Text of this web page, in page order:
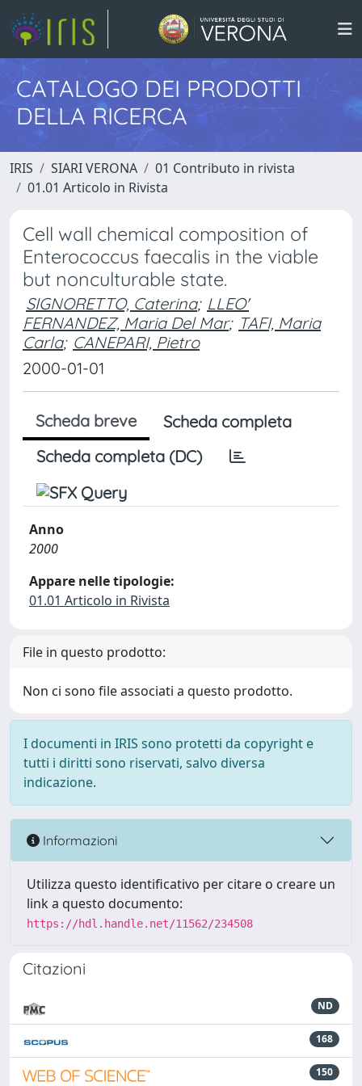
CATALOGO DEI PRODOTTI
DELLA RICERCA
IRIS SIARI VERONA
01 Contributo in rivista
01.01 Articolo in Rivista
Cell wall chemical composition of
Enterococcus faecalis in the viable
but nonculturable state.
SIGNORETTO, Caterina; LLEO'
FERNANDEZ, Maria Del Mar; TAFI, Maria
Carla; CANEPARI, Pietro
2000-01-01
Scheda breve
Scheda completa
Scheda completa (DC)
Anno
2000
Appare nelle tipologie:
01.01 Articolo in Rivista
File in questo prodotto:
Non ci sono file associati a questo prodotto.
I documenti in IRIS sono protetti da copyright e
tutti i diritti sono riservati, salvo diversa
indicazione.
Informazioni
Utilizza questo identificativo per citare o creare un
link a questo documento:
https://hdl.handle.net/11562/234508
Citazioni
ND
168
150